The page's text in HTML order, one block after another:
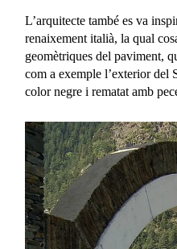
L’arquitecte també es va
renaixement italià, la qual
geomètriques del paviment,
com a exemple l’exterior del
color negre i rematat amb